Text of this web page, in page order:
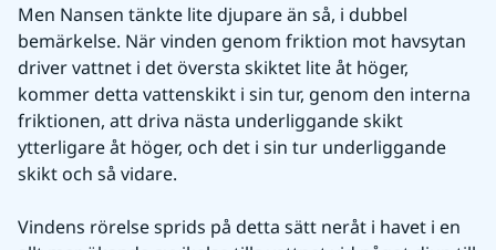
Men Nansen tänkte lite djupare än så, i dubbel
bemärkelse. När vinden genom friktion mot havsytan
driver vattnet i det översta skiktet lite åt höger,
kommer detta vattenskikt i sin tur, genom den interna
friktionen, att driva nästa underliggande skikt
ytterligare åt höger, och det i sin tur underliggande
skikt och så vidare.
Vindens rörelse sprids på detta sätt neråt i havet i en